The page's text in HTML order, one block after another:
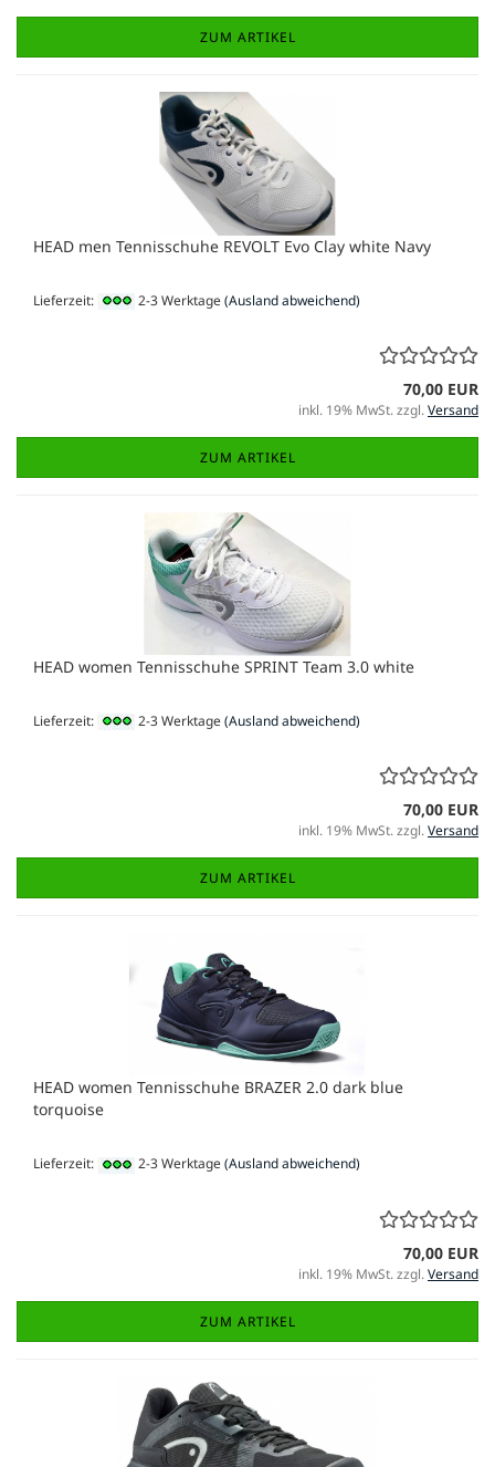
ZUM ARTIKEL
HEAD men Tennisschuhe REVOLT Evo Clay white Navy
Lieferzeit: 2-3 Werktage(Ausland abweichend)
70,00 EUR
inkl. 19% MwSt. zzgl.Versand
ZUM ARTIKEL
HEAD women Tennisschuhe SPRINT Team 3.0 white
Lieferzeit: 2-3 Werktage(Ausland abweichend)
70,00 EUR
inkl. 19% MwSt. zzgl.Versand
ZUM ARTIKEL
HEAD women Tennisschuhe BRAZER 2.0 dark blue
torquoise
Lieferzeit: 2-3 Werktage(Ausland abweichend)
70,00 EUR
inkl. 19% MwSt. zzgl.Versand
ZUM ARTIKEL